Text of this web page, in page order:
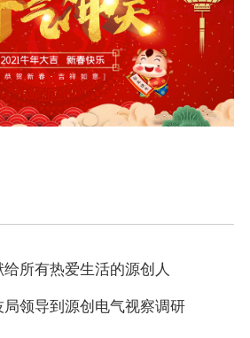
所有热爱生活的源创人
局领导到源创电气视察调研